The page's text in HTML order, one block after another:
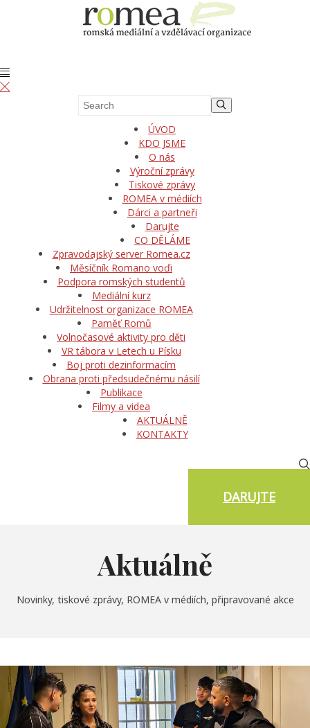
ÚVOD
KDO JSME
O nás
Výroční zprávy
Tiskové zprávy
ROMEA v médiích
Dárci a partneři
Darujte
CO DĚLÁME
Zpravodajský server Romea.cz
Měsíčník Romano voďi
Podpora romských studentů
Mediální kurz
Udržitelnost organizace ROMEA
Paměť Romů
Volnočasové aktivity pro děti
VR tábora v Letech u Písku
Boj proti dezinformacím
Obrana proti předsudečnému násilí
Publikace
Filmy a videa
AKTUÁLNĚ
KONTAKTY
DARUJTE
Aktuálně
Novinky, tiskové zprávy, ROMEA v médiích, připravované akce